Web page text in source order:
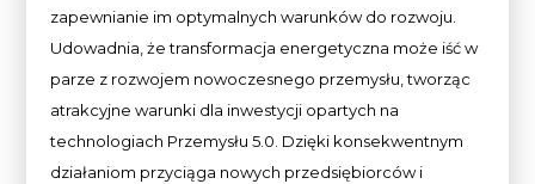
zapewnianie im optymalnych warunków do rozwoju.
Udowadnia, że transformacja energetyczna może iść w
parze z rozwojem nowoczesnego przemysłu, tworząc
atrakcyjne warunki dla inwestycji opartych na
technologiach Przemysłu 5.0. Dzięki konsekwentnym
działaniom przyciąga nowych przedsiębiorców i